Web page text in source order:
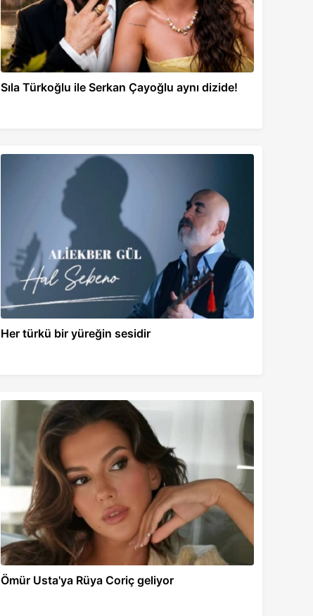
Sıla Türkoğlu ile Serkan Çayoğlu aynı dizide!
Her türkü bir yüreğin sesidir
Ömür Usta'ya Rüya Coriç geliyor